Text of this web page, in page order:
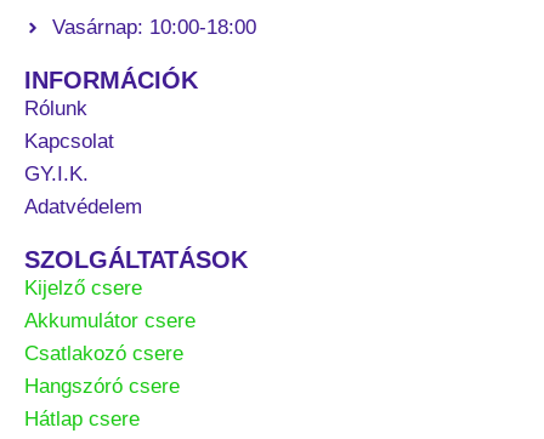
Vasárnap: 10:00-18:00
INFORMÁCIÓK
Rólunk
Kapcsolat
GY.I.K.
Adatvédelem
SZOLGÁLTATÁSOK
Kijelző csere
Akkumulátor csere
Csatlakozó csere
Hangszóró csere
Hátlap csere